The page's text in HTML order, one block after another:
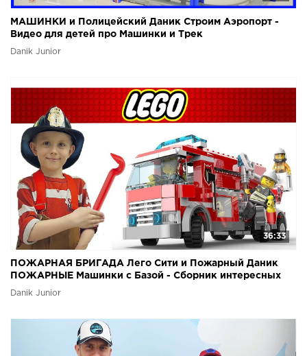
МАШИНКИ и Полицейский Даник Строим Аэропорт -
Видео для детей про Машинки и Трек
Danik Junior
36:33
ПОЖАРНАЯ БРИГАДА Лего Сити и Пожарный Даник
ПОЖАРНЫЕ Машинки с Базой - Сборник интересных
серий
Danik Junior